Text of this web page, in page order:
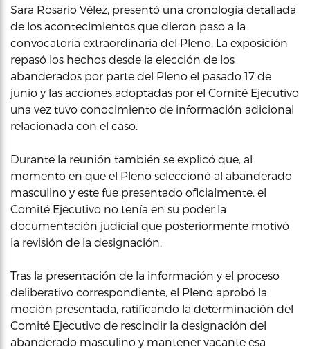
Sara Rosario Vélez, presentó una cronología detallada
de los acontecimientos que dieron paso a la
convocatoria extraordinaria del Pleno. La exposición
repasó los hechos desde la elección de los
abanderados por parte del Pleno el pasado 17 de
junio y las acciones adoptadas por el Comité Ejecutivo
una vez tuvo conocimiento de información adicional
relacionada con el caso.
Durante la reunión también se explicó que, al
momento en que el Pleno seleccionó al abanderado
masculino y este fue presentado oficialmente, el
Comité Ejecutivo no tenía en su poder la
documentación judicial que posteriormente motivó
la revisión de la designación.
Tras la presentación de la información y el proceso
deliberativo correspondiente, el Pleno aprobó la
moción presentada, ratificando la determinación del
Comité Ejecutivo de rescindir la designación del
abanderado masculino y mantener vacante esa